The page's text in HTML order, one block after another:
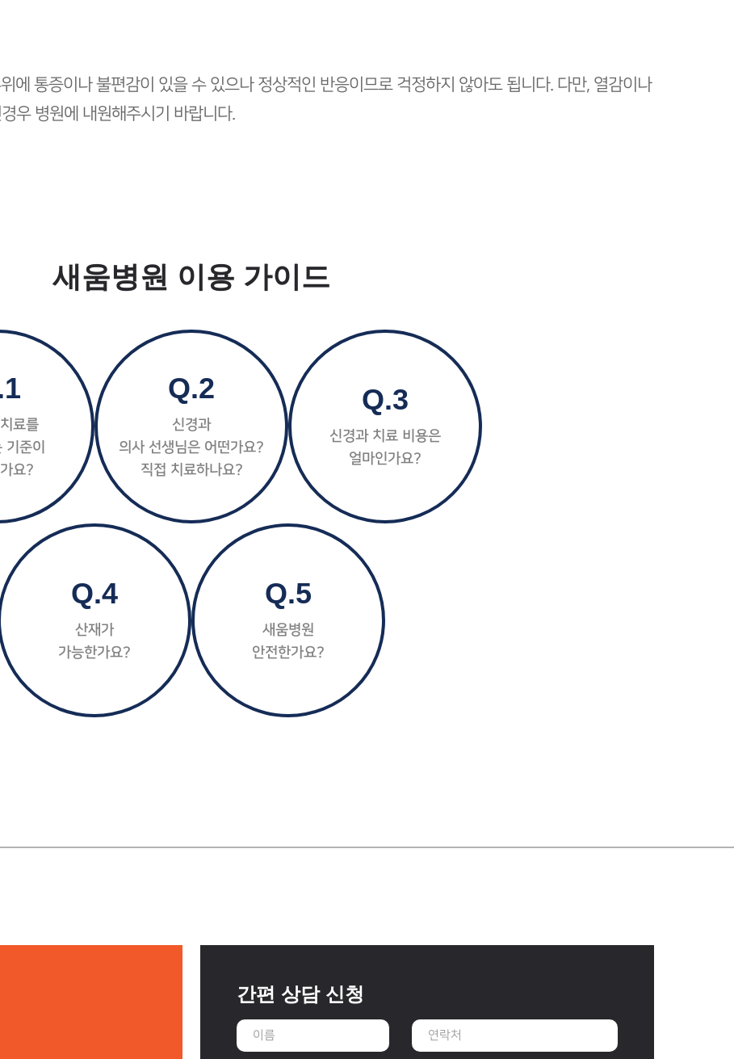
에 통증이나 불편감이 있을 수 있으나 정상적인 반응이므로 걱정하지 않아도 됩니다. 다만, 열감이나
우 병원에 내원해주시기 바랍니다.
새움병원 이용 가이드
료를
기준이
요?
Q.2
신경과
의사 선생님은 어떤가요?
직접 치료하나요?
Q.3
신경과 치료 비용은
얼마인가요?
Q.4
산재가
가능한가요?
Q.5
새움병원
안전한가요?
간편 상담 신청